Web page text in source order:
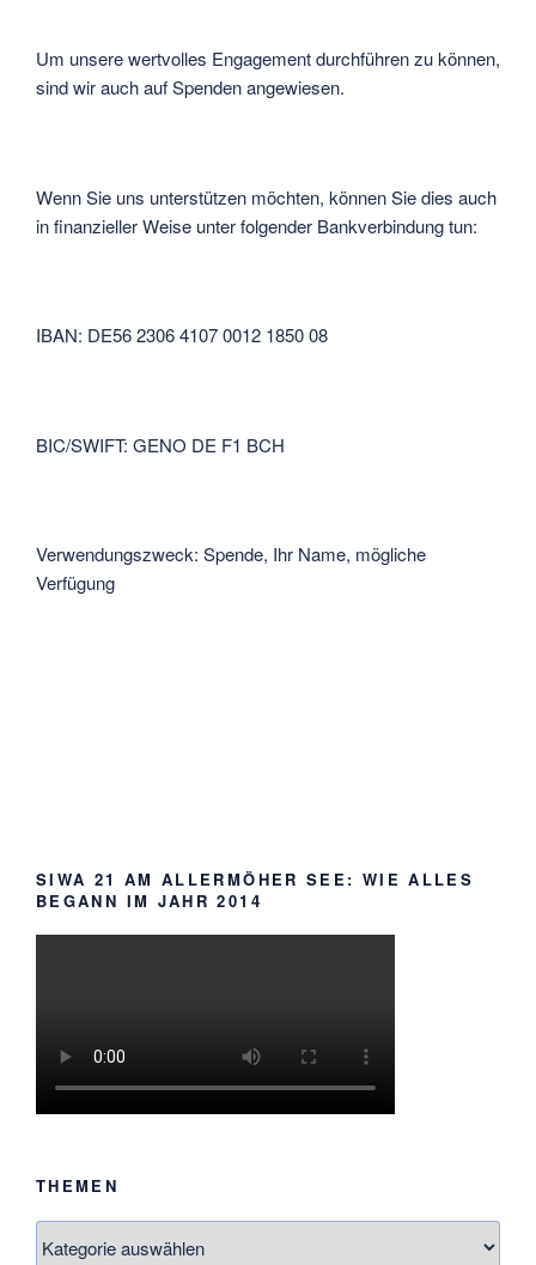
Um unsere wertvolles Engagement durchführen zu können,
sind wir auch auf Spenden angewiesen.
Wenn Sie uns unterstützen möchten, können Sie dies auch
in finanzieller Weise unter folgender Bankverbindung tun:
IBAN: DE56 2306 4107 0012 1850 08
BIC/SWIFT: GENO DE F1 BCH
Verwendungszweck: Spende, Ihr Name, mögliche
Verfügung
SIWA 21 AM ALLERMÖHER SEE: WIE ALLES
BEGANN IM JAHR 2014
THEMEN